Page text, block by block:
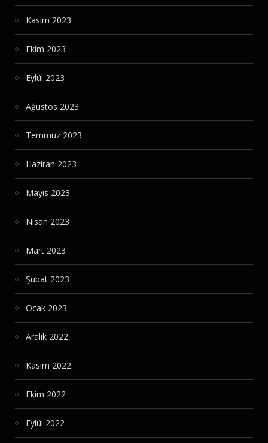
Kasım 2023
Ekim 2023
Eylül 2023
Ağustos 2023
Temmuz 2023
Haziran 2023
Mayıs 2023
Nisan 2023
Mart 2023
Şubat 2023
Ocak 2023
Aralık 2022
Kasım 2022
Ekim 2022
Eylül 2022